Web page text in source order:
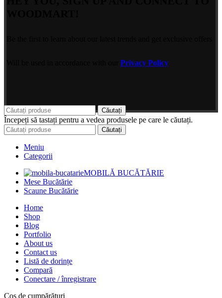
Privacy Policy
Căutați
Începeți să tastați pentru a vedea produsele pe care le căutați.
Căutați
Meniu
Categorii
MOBILĂ BUCĂTĂRIE
Mese Bucătărie
Scaune Bucătărie
Home
Shop
Blog
Portfolio
About us
Contact us
Listă de dorințe
Compară
Conectare / înregistrare
Coș de cumpărături